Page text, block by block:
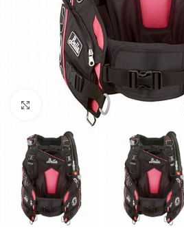
Pulsa para ampliar